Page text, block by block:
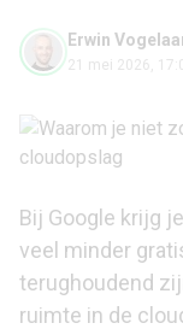
Erwin
21 mei 2026,
Bij Google krijg
veel minder
terughoudend
ruimte in de